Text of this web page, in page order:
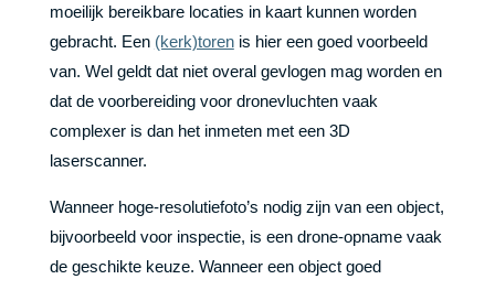
moeilijk bereikbare locaties in kaart kunnen worden
gebracht. Een (kerk)torenis hier een goed voorbeeld
van. Wel geldt dat niet overal gevlogen mag worden en
dat de voorbereiding voor dronevluchten vaak
complexer is dan het inmeten met een 3D
laserscanner.
Wanneer hoge-resolutiefoto’s nodig zijn van een object,
bijvoorbeeld voor inspectie, is een drone-opname vaak
de geschikte keuze. Wanneer een object goed